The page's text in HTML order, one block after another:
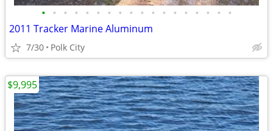
• • • • • • • • • • • • • • • • • •
2011 Tracker Marine Aluminum
7/30 Polk City
$9,995